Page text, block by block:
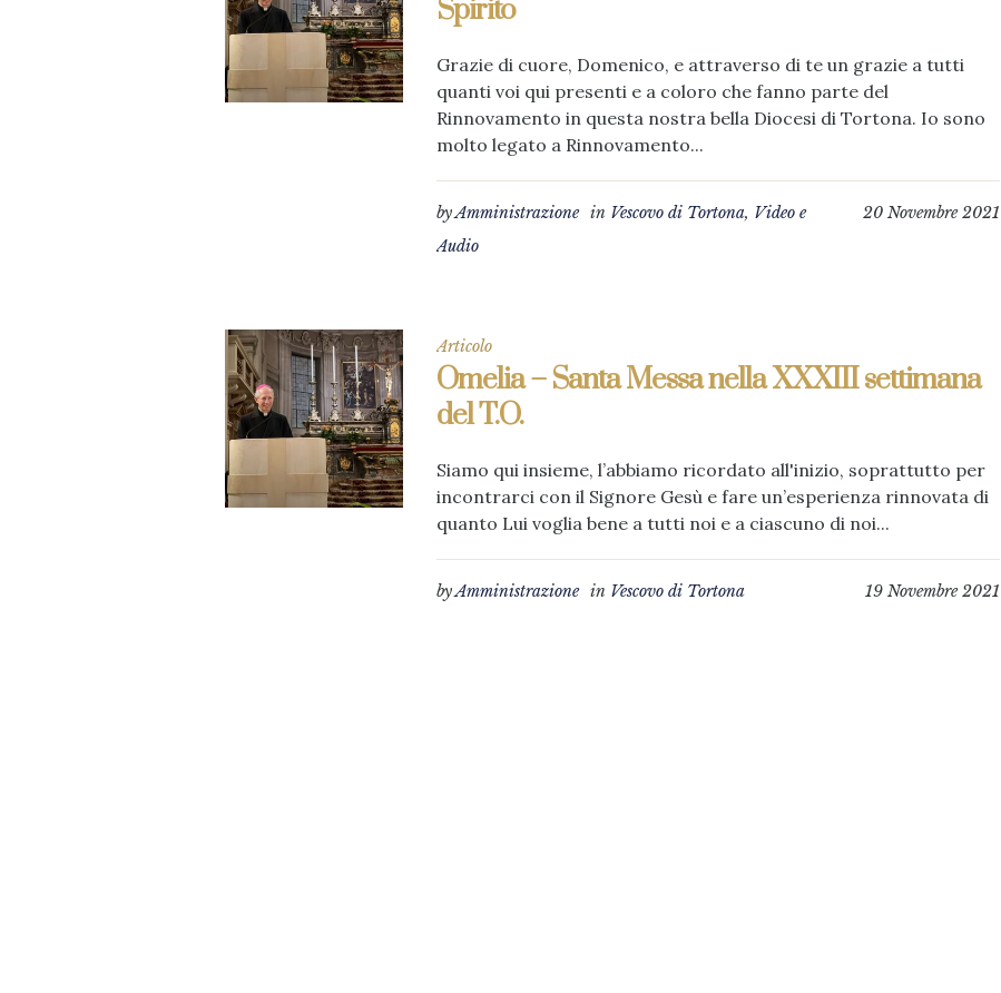
Spirito
Grazie di cuore, Domenico, e attraverso di te un grazie a tutti
quanti voi qui presenti e a coloro che fanno parte del
Rinnovamento in questa nostra bella Diocesi di Tortona. Io sono
molto legato a Rinnovamento...
20 Novembre 2021
byAmministrazione in Vescovo di Tortona, Video e
Audio
Articolo
Omelia – Santa Messa nella XXXIII settimana
del T.O.
Siamo qui insieme, l’abbiamo ricordato all'inizio, soprattutto per
incontrarci con il Signore Gesù e fare un’esperienza rinnovata di
quanto Lui voglia bene a tutti noi e a ciascuno di noi...
19 Novembre 2021
byAmministrazione in Vescovo di Tortona